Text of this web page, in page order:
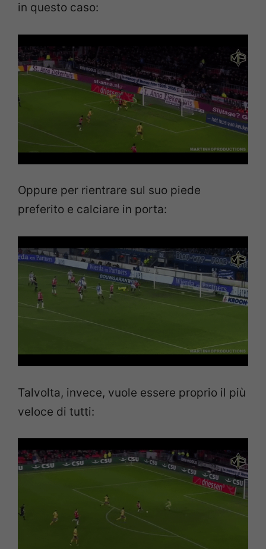
in questo caso:
Oppure per rientrare sul suo piede
preferito e calciare in porta:
Talvolta, invece, vuole essere proprio il più
veloce di tutti: